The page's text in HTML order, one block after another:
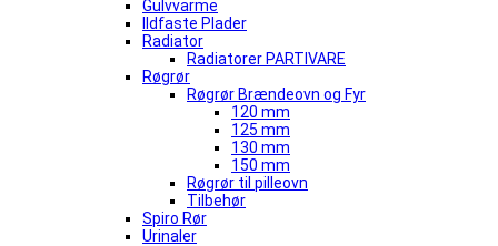
Gulvvarme
Ildfaste Plader
Radiator
Radiatorer PARTIVARE
Røgrør
Røgrør Brændeovn og Fyr
120 mm
125 mm
130 mm
150 mm
Røgrør til pilleovn
Tilbehør
Spiro Rør
Urinaler